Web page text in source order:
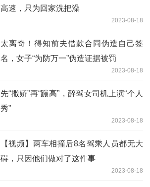
高速，只为回家洗把澡
2023-08-18
太离奇！得知前夫借款合同伪造自己签
名，女子“为防万一”伪造证据被罚
2023-08-18
先“撒娇”再“蹦高”，醉驾女司机上演“个人
秀”
2023-08-18
【视频】两车相撞后8名驾乘人员都无大
碍，只因他们做对了这件事
2023-08-18